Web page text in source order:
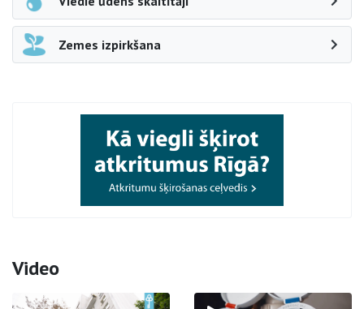
Zemes izpirkšana
Video